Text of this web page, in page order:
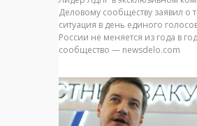
Деловому сообществу заявил о
ситуация в день единого
России не меняется из года в
сообщество — newsdelo.com